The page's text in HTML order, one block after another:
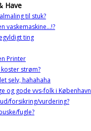
Have
til stuk?
vaskemaskine...!?
ting
Printer
strøm?
selv, hahahaha
og gode vvs-folk i København
forsikring/vurdering?
fugle?